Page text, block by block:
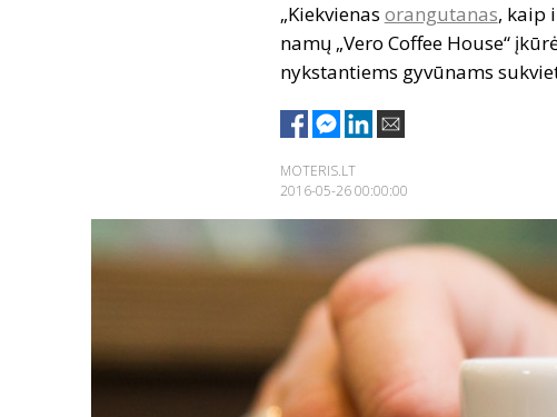
„Kiekvienas orangutanas, kaip
namų „Vero Coffee House“
nykstantiems gyvūnams
MOTERIS.LT
2016-05-26 00:00:00